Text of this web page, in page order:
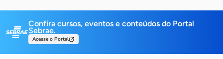
Confira cursos, eventos e conteúdos do Portal
Sebrae.
Acesse o Portal